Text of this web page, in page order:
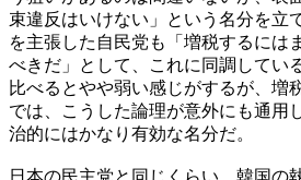
束違反はいけない」という名分を立
を主張した自民党も「増税するには
べきだ」として、これに同調してい
比べるとやや弱い感じがするが、増
では、こうした論理が意外にも通用
治的にはかなり有効な名分だ。
日本の民主党と同じくらい、韓国の